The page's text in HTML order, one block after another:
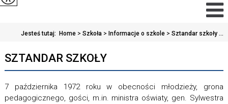
Jesteś tutaj: Home > Szkoła > Informacje o szkole > Sztandar szkoły ...
SZTANDAR SZKOŁY
7 października 1972 roku w obecności młodzieży, grona
pedagogicznego, gości, m.in. ministra oświaty, gen. Sylwestra